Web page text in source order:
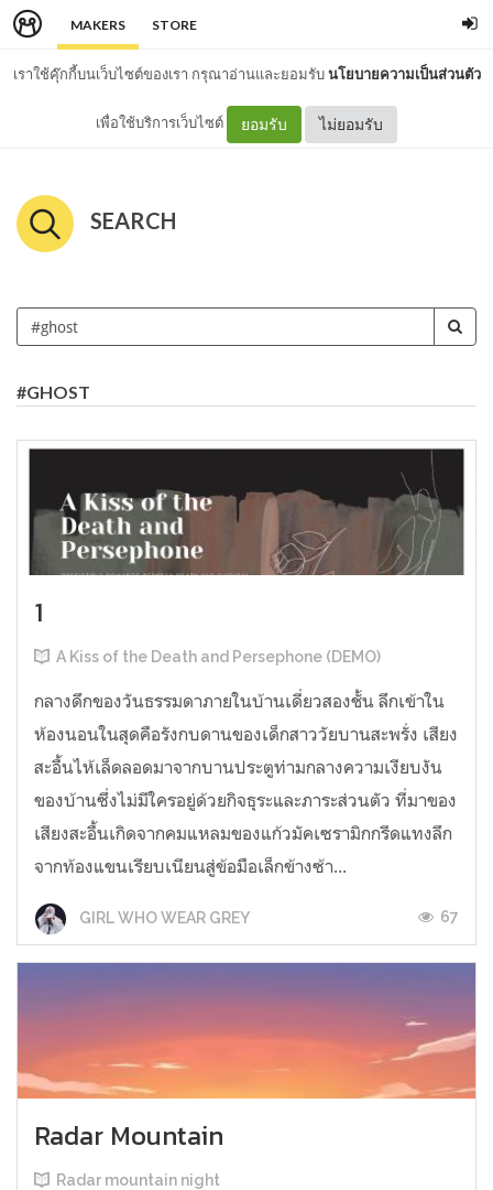
MAKERS STORE
เราใช้คุ๊กกี้บนเว็บไซต์ของเรา กรุณาอ่านและยอมรับนโยบายความเป็นส่วนตัว
เพื่อใช้บริการเว็บไซต์ ยอมรับ ไม่ยอมรับ
SEARCH
#GHOST
1
A Kiss of the Death and Persephone (DEMO)
กลางดึกของวันธรรมดาภายในบ้านเดี่ยวสองชั้น ลึกเข้าใน
ห้องนอนในสุดคือรังกบดานของเด็กสาววัยบานสะพรั่ง เสียง
สะอื้นไห้เล็ดลอดมาจากบานประตูท่ามกลางความเงียบงัน
ของบ้านซึ่งไม่มีใครอยู่ด้วยกิจธุระและภาระส่วนตัว ที่มาของ
เสียงสะอื้นเกิดจากคมแหลมของแก้วมัคเซรามิกกรีดแทงลึก
จากท้องแขนเรียบเนียนสู่ข้อมือเล็กข้างซ้า...
GIRL WHO WEAR GREY 67
Radar Mountain
Radar mountain night